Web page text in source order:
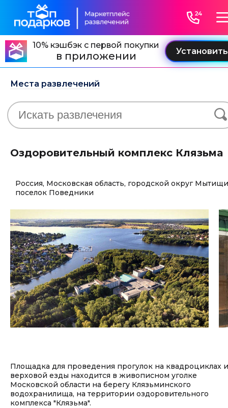
10% кэшбэк с первой покупки
в приложении
Места развлечений
Оздоровительный комплекс Клязьма
Россия, Московская область, городской округ
поселок Поведники
Площадка для проведения прогулок на квадроциклах и
верховой езды находится в живописном уголке
Московской области на берегу Клязьминского
водохранилища, на территории оздоровительного
комплекса "Клязьма".